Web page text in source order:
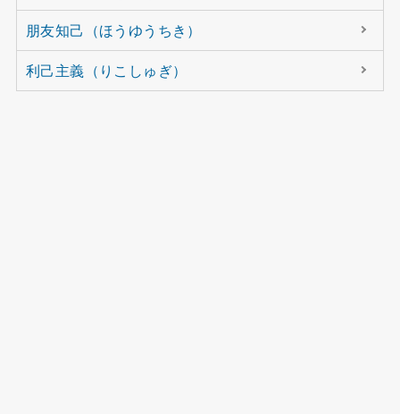
朋友知己（ほうゆうちき）
利己主義（りこしゅぎ）